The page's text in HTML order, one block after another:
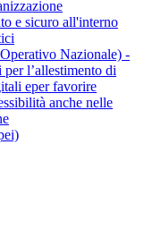
e sicuro all'interno
Nazionale) -
l’allestimento di
eper favorire
anche nelle